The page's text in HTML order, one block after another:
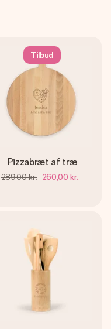
Tilbud
Pizzabræt af træ
289,00 kr. 260,00 kr.